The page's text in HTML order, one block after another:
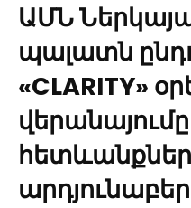
ԱՄՆ
պալատն
«CLARITY»